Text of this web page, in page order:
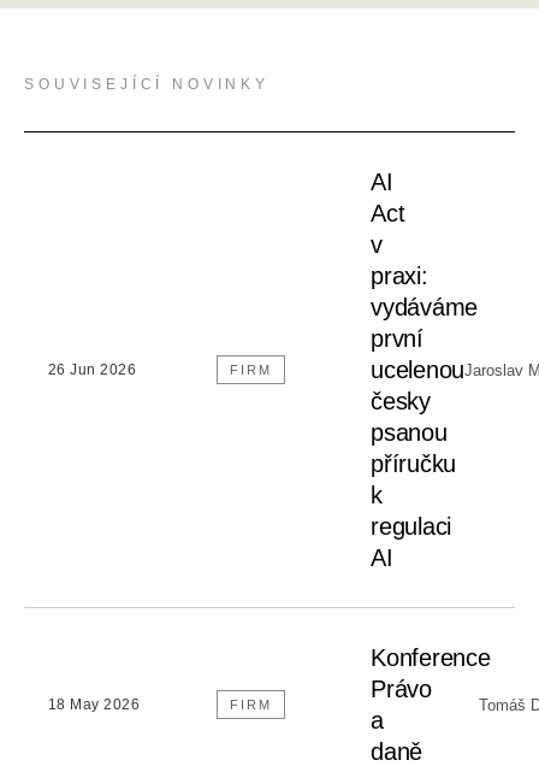
SOUVISEJÍCÍ NOVINKY
26 Jun 2026 FIRM
AI
Act
v
praxi:
vydáváme
první
ucelenou
česky
psanou
příručku
k
regulaci
AI
Jaroslav
18 May 2026 FIRM
Konference
Právo
a
daně
Tomáš